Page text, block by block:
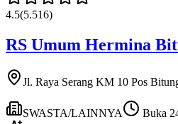
4.5(5.516)
RS Umum Hermina
Jl. Raya Serang KM 10 Pos
SWASTA/LAINNYA
Buka